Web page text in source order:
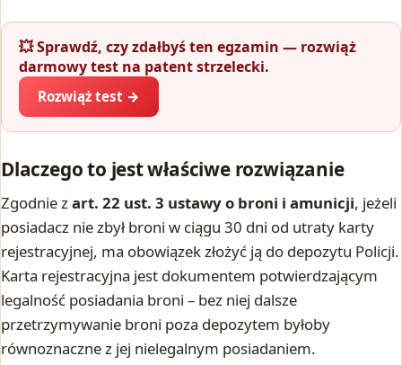
💥 Sprawdź, czy zdałbyś ten egzamin — rozwiąż
darmowy test na patent strzelecki.
Rozwiąż test →
Dlaczego to jest właściwe rozwiązanie
Zgodnie zart. 22 ust. 3 ustawy o broni i amunicji, jeżeli
posiadacz nie zbył broni w ciągu 30 dni od utraty karty
rejestracyjnej, ma obowiązek złożyć ją do depozytu Policji.
Karta rejestracyjna jest dokumentem potwierdzającym
legalność posiadania broni – bez niej dalsze
przetrzymywanie broni poza depozytem byłoby
równoznaczne z jej nielegalnym posiadaniem.